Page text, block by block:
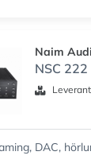
Naim
NSC 222
DAC,